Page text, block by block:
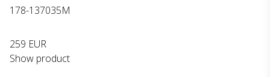
178-137035M
259 EUR
Show product